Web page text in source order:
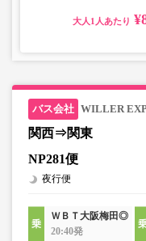
大人
WILLER
関西⇒関東
NP281便
夜行便
ＷＢＴ大阪梅田◎
20:40発